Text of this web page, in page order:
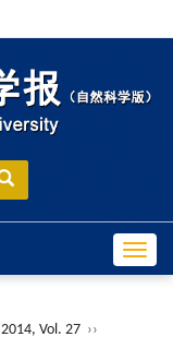
2014, Vol. 27 ››